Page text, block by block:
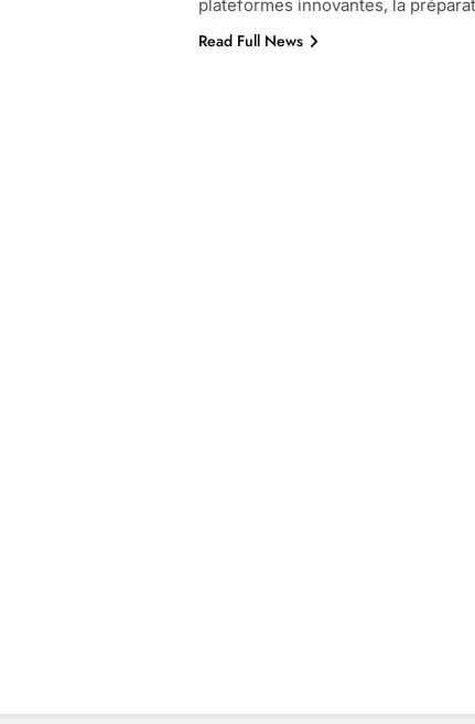
À partir de quel montant la CAF porte plainte :
plateformes innovantes, la
Read Full News